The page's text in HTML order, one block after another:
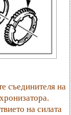
съединителя на
на силата